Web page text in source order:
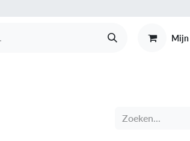
Mijn